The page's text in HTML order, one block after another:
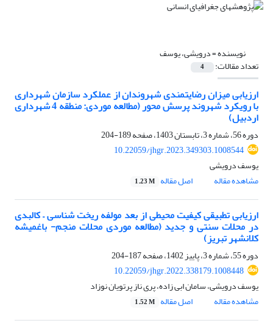
نویسنده =درویشی، یوسف
تعداد مقالات: 4
ارزیابی میزان رضایتمندی شهروندان از عملکرد سازمان شهرداری
با رویکرد شهروند پرسش محور (مطالعه موردی: منطقه 4 شهرداری
اردبیل)
دوره 56، شماره 3، تابستان 1403، صفحه
189-204
10.22059/jhgr.2023.349303.1008544
یوسف درویشی
مشاهده مقاله
اصل مقاله 1.23 M
ارزیابی تطبیقی کیفیت محیطی از بعد مولفه ریخت شناسی – کالبدی
در محلات سنتی و جدید (مطالعه موردی محلات منجم- باغمیشه
کلانشهر تبریز)
دوره 55، شماره 3، پاییز 1402، صفحه
187-204
10.22059/jhgr.2022.338179.1008448
یوسف درویشی، سامان ابی زاده، پری ناز پرتویان نوزاد
مشاهده مقاله
اصل مقاله 1.52 M